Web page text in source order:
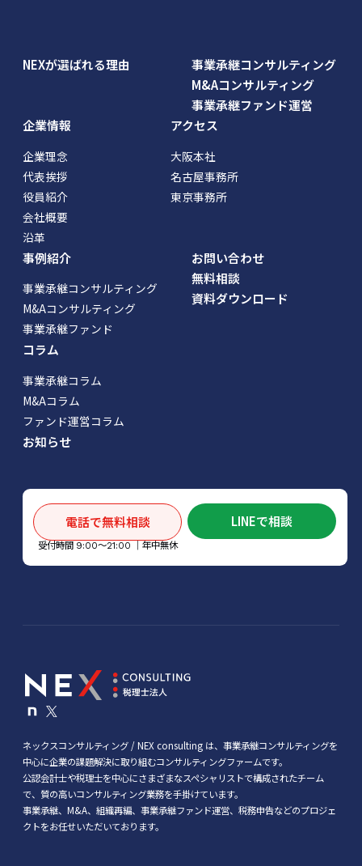
NEXが選ばれる理由
事業承継コンサルティング
M&Aコンサルティング
事業承継ファンド運営
企業情報
企業理念
代表挨拶
役員紹介
会社概要
沿革
アクセス
大阪本社
名古屋事務所
東京事務所
事例紹介
事業承継コンサルティング
M&Aコンサルティング
事業承継ファンド
コラム
事業承継コラム
M&Aコラム
ファンド運営コラム
お知らせ
お問い合わせ
無料相談
資料ダウンロード
電話で無料相談
受付時間 9:00～21:00 │年中無休
LINEで相談
ネックスコンサルティング / NEX consulting は、事業承継コンサルティングを
中心に企業の課題解決に取り組むコンサルティングファームです。
公認会計士や税理士を中心にさまざまなスペシャリストで構成されたチーム
で、質の高いコンサルティング業務を手掛けています。
事業承継、M&A、組織再編、事業承継ファンド運営、税務申告などのプロジェ
クトをお任せいただいております。